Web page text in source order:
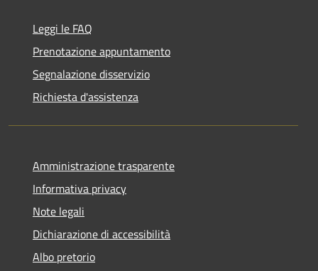
Leggi le FAQ
Prenotazione appuntamento
Segnalazione disservizio
Richiesta d'assistenza
Amministrazione trasparente
Informativa privacy
Note legali
Dichiarazione di accessibilità
Albo pretorio